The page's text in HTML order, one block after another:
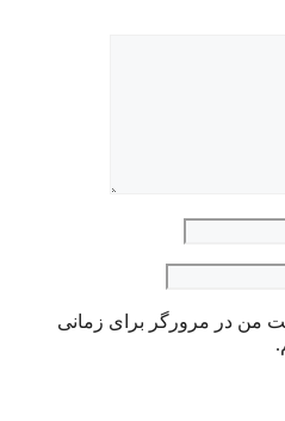
من در مرورگر برای زمانی